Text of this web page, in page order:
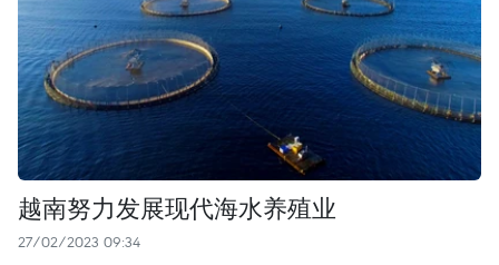
越南努力发展现代海水养殖业
27/02/2023 09:34